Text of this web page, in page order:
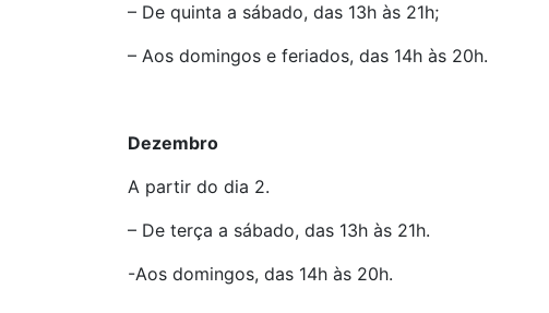
– De quinta a sábado, das 13h às 21h;
– Aos domingos e feriados, das 14h às 20h.
Dezembro
A partir do dia 2.
– De terça a sábado, das 13h às 21h.
-Aos domingos, das 14h às 20h.